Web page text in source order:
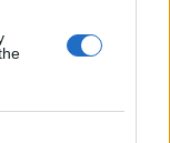
sedaniEl- och
nöjda?